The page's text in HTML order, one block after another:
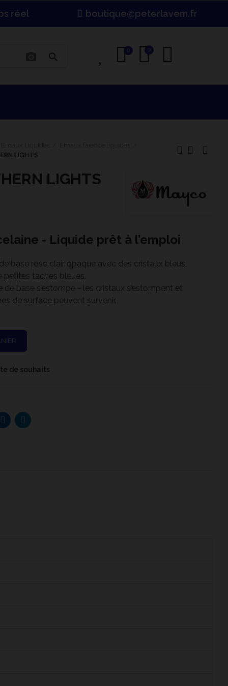
réel boutique@peterlavem.fr
search
0 0
LIGHTS
LIGHTS
- Liquide prêt à l’emploi
base rose clair opaque avec des cristaux bleus,
taches bleues.
de base s’estompe - les cristaux s’estompent et
de surface peuvent survenir.
de souhaits